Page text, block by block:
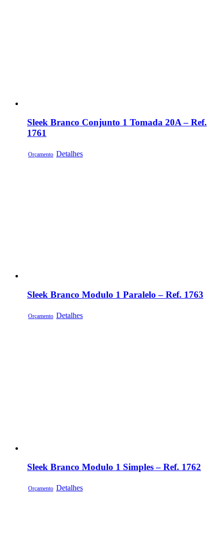
Sleek Branco Conjunto 1 Tomada 20A – Ref.
1761
Orçamento Detalhes
Sleek Branco Modulo 1 Paralelo – Ref. 1763
Orçamento Detalhes
Sleek Branco Modulo 1 Simples – Ref. 1762
Orçamento Detalhes